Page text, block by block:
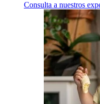
Consulta a nuestros